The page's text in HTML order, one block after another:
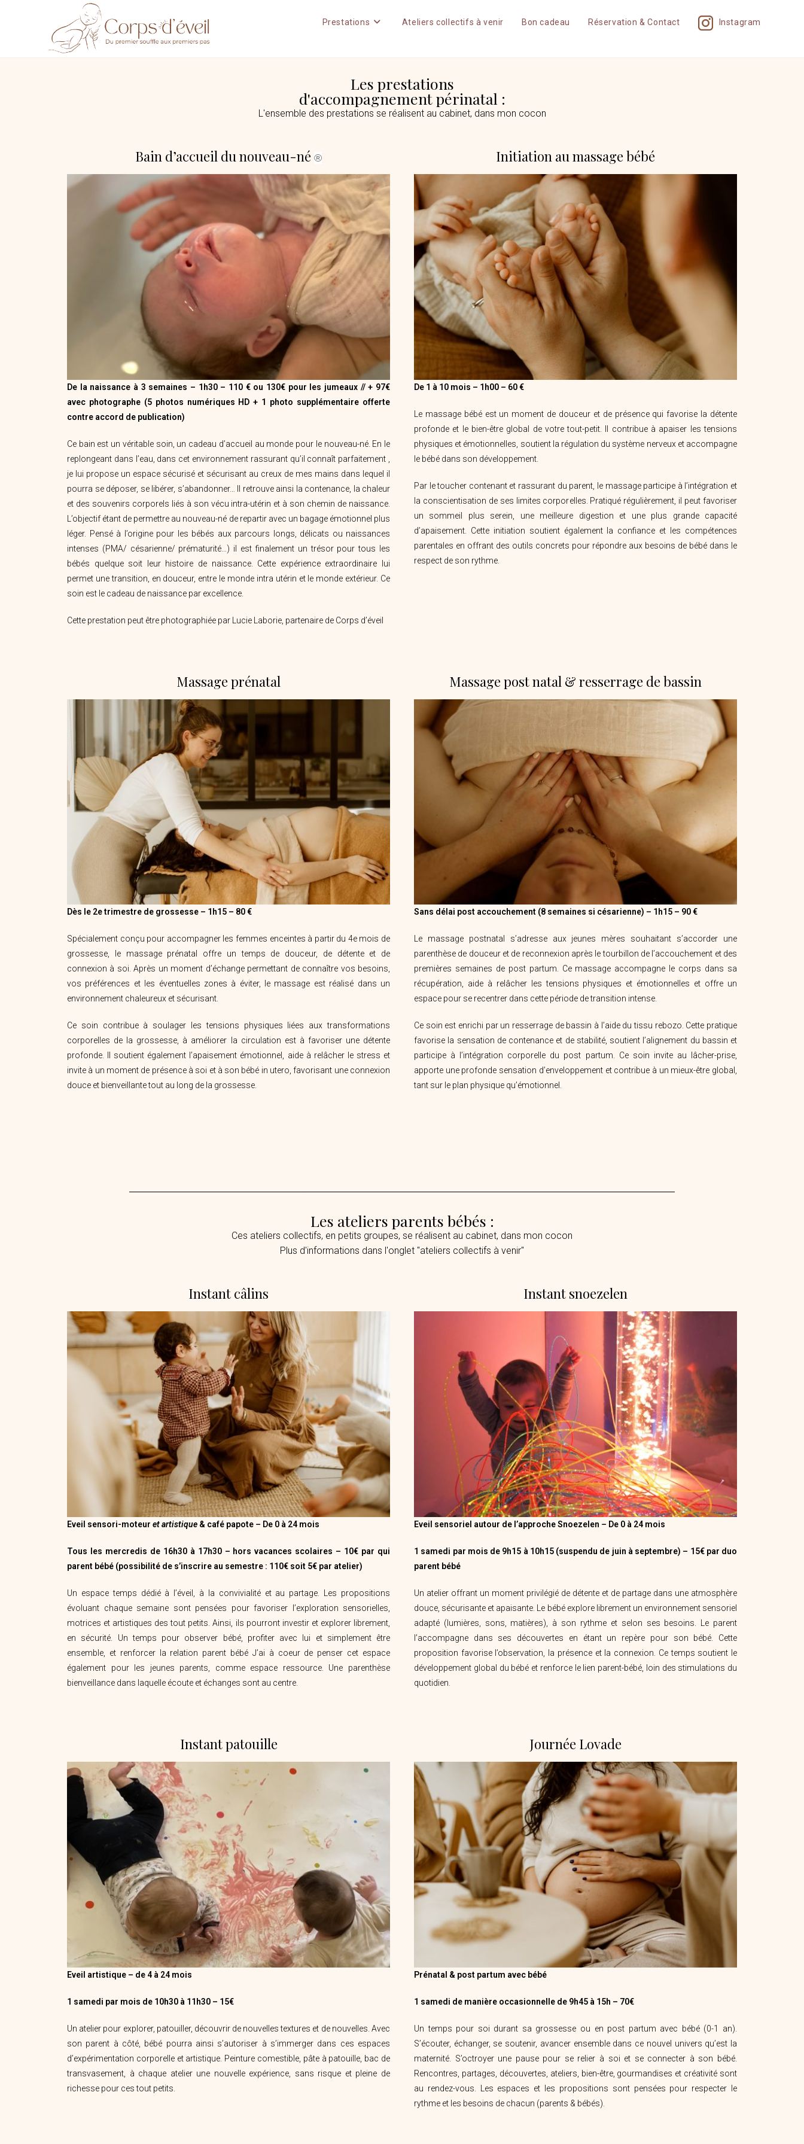
Prestations Ateliers collectifs à venir Bon cadeau Réservation & Contact Instagram
Les prestations
d'accompagnement périnatal :
L'ensemble des prestations se réalisent au cabinet, dans mon cocon
Bain d’accueil du nouveau-né ®
De la naissance à 3 semaines – 1h30 – 110 € ou 130€ pour les jumeaux //+ 97€
avec photographe (5 photos numériques HD + 1 photo supplémentaire offerte
contre accord de publication)
Ce bain est un véritable soin, un cadeau d’accueil au monde pour le nouveau-né. En le
replongeant dans l’eau, dans cet environnement rassurant qu’il connaît parfaitement ,
je lui propose un espace sécurisé et sécurisant au creux de mes mains dans lequel il
pourra se déposer, se libérer, s’abandonner… Il retrouve ainsi la contenance, la chaleur
et des souvenirs corporels liés à son vécu intra-utérin et à son chemin de naissance.
L’objectif étant de permettre au nouveau-né de repartir avec un bagage émotionnel plus
léger. Pensé à l’origine pour les bébés aux parcours longs, délicats ou naissances
intenses (PMA/ césarienne/ prématurité…) il est finalement un trésor pour tous les
bébés quelque soit leur histoire de naissance. Cette expérience extraordinaire lui
permet une transition, en douceur, entre le monde intra utérin et le monde extérieur. Ce
soin est le cadeau de naissance par excellence.
Cette prestation peut être photographiée par Lucie Laborie, partenaire de Corps d’éveil
Initiation au massage bébé
De 1 à 10 mois – 1h00 – 60 €
Le massage bébé est un moment de douceur et de présence qui favorise la détente
profonde et le bien-être global de votre tout-petit. Il contribue à apaiser les tensions
physiques et émotionnelles, soutient la régulation du système nerveux et accompagne
le bébé dans son développement.
Par le toucher contenant et rassurant du parent, le massage participe à l’intégration et
la conscientisation de ses limites corporelles. Pratiqué régulièrement, il peut favoriser
un sommeil plus serein, une meilleure digestion et une plus grande capacité
d’apaisement. Cette initiation soutient également la confiance et les compétences
parentales en offrant des outils concrets pour répondre aux besoins de bébé dans le
respect de son rythme.
Massage prénatal
Dès le 2e trimestre de grossesse – 1h15 – 80 €
Spécialement conçu pour accompagner les femmes enceintes à partir du 4e mois de
grossesse, le massage prénatal offre un temps de douceur, de détente et de
connexion à soi. Après un moment d’échange permettant de connaître vos besoins,
vos préférences et les éventuelles zones à éviter, le massage est réalisé dans un
environnement chaleureux et sécurisant.
Ce soin contribue à soulager les tensions physiques liées aux transformations
corporelles de la grossesse, à améliorer la circulation est à favoriser une détente
profonde. Il soutient également l’apaisement émotionnel, aide à relâcher le stress et
invite à un moment de présence à soi et à son bébé in utero, favorisant une connexion
douce et bienveillante tout au long de la grossesse.
Massage post natal & resserrage de bassin
Sans délai post accouchement (8 semaines si césarienne) – 1h15 – 90 €
Le massage postnatal s’adresse aux jeunes mères souhaitant s’accorder une
parenthèse de douceur et de reconnexion après le tourbillon de l’accouchement et des
premières semaines de post partum. Ce massage accompagne le corps dans sa
récupération, aide à relâcher les tensions physiques et émotionnelles et offre un
espace pour se recentrer dans cette période de transition intense.
Ce soin est enrichi par un resserrage de bassin à l’aide du tissu rebozo. Cette pratique
favorise la sensation de contenance et de stabilité, soutient l’alignement du bassin et
participe à l’intégration corporelle du post partum. Ce soin invite au lâcher-prise,
apporte une profonde sensation d’enveloppement et contribue à un mieux-être global,
tant sur le plan physique qu’émotionnel.
Les ateliers parents bébés :
Ces ateliers collectifs, en petits groupes, se réalisent au cabinet, dans mon cocon
Plus d'informations dans l'onglet "ateliers collectifs à venir"
Instant câlins
Eveil sensori-moteur et artistique & café papote – De 0 à 24 mois
Tous les mercredis de 16h30 à 17h30 – hors vacances scolaires – 10€ par qui
parent bébé (possibilité de s’inscrire au semestre : 110€ soit 5€ par atelier)
Un espace temps dédié à l’éveil, à la convivialité et au partage. Les propositions
évoluant chaque semaine sont pensées pour favoriser l’exploration sensorielles,
motrices et artistiques des tout petits. Ainsi, ils pourront investir et explorer librement,
en sécurité. Un temps pour observer bébé, profiter avec lui et simplement être
ensemble, et renforcer la relation parent bébé J’ai à coeur de penser cet espace
également pour les jeunes parents, comme espace ressource. Une parenthèse
bienveillance dans laquelle écoute et échanges sont au centre.
Instant snoezelen
Eveil sensoriel autour de l’approche Snoezelen – De 0 à 24 mois
1 samedi par mois de 9h15 à 10h15 (suspendu de juin à septembre) – 15€ par duo
parent bébé
Un atelier offrant un moment privilégié de détente et de partage dans une atmosphère
douce, sécurisante et apaisante. Le bébé explore librement un environnement sensoriel
adapté (lumières, sons, matières), à son rythme et selon ses besoins. Le parent
l’accompagne dans ses découvertes en étant un repère pour son bébé. Cette
proposition favorise l’observation, la présence et la connexion. Ce temps soutient le
développement global du bébé et renforce le lien parent-bébé, loin des stimulations du
quotidien.
Instant patouille
Eveil artistique – de 4 à 24 mois
1 samedi par mois de 10h30 à 11h30 – 15€
Un atelier pour explorer, patouiller, découvrir de nouvelles textures et de nouvelles. Avec
son parent à côté, bébé pourra ainsi s’autoriser à s’immerger dans ces espaces
d’expérimentation corporelle et artistique. Peinture comestible, pâte à patouille, bac de
transvasement, à chaque atelier une nouvelle expérience, sans risque et pleine de
richesse pour ces tout petits.
Journée Lovade
Prénatal & post partum avec bébé
1 samedi de manière occasionnelle de 9h45 à 15h – 70€
Un temps pour soi durant sa grossesse ou en post partum avec bébé (0-1 an).
S’écouter, échanger, se soutenir, avancer ensemble dans ce nouvel univers qu’est la
maternité. S’octroyer une pause pour se relier à soi et se connecter à son bébé.
Rencontres, partages, découvertes, ateliers, bien-être, gourmandises et créativité sont
au rendez-vous. Les espaces et les propositions sont pensées pour respecter le
rythme et les besoins de chacun (parents & bébés).